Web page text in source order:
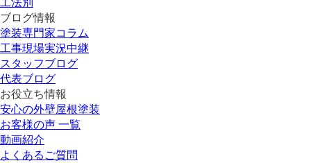
工法別
ブログ情報
塗装専門家コラム
工事現場実況中継
スタッフブログ
代表ブログ
お役立ち情報
安心の外壁屋根塗装
お客様の声 一覧
動画紹介
よくあるご質問